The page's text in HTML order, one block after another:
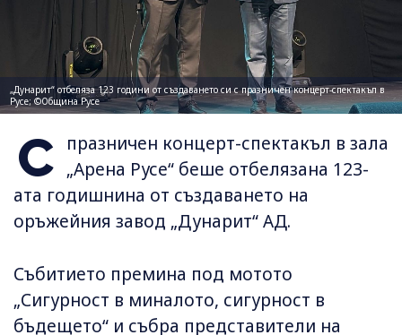
„Дунарит“ отбеляза 123 години от създаването си с празничен концерт-спектакъл в
Русе; ©Община Русе
С
празничен концерт-спектакъл в зала
„Арена Русе“ беше отбелязана 123-
ата годишнина от създаването на
оръжейния завод „Дунарит“ АД.
Събитието премина под мотото
„Сигурност в миналото, сигурност в
бъдещето“ и събра представители на